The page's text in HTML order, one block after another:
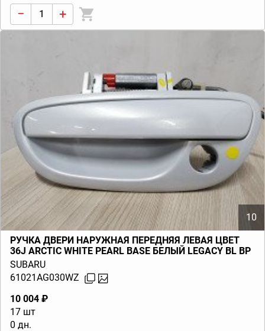
− +
10
РУЧКА ДВЕРИ НАРУЖНАЯ ПЕРЕДНЯЯ ЛЕВАЯ ЦВЕТ
36J ARCTIC WHITE PEARL BASE БЕЛЫЙ LEGACY BL BP
(B13) 2003-2009
SUBARU
61021AG030WZ
10 004 ₽
17 шт
0 дн.